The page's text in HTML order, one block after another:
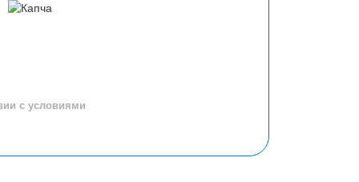
с условиями